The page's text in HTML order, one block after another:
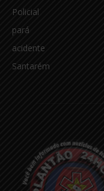
Policial
pará
acidente
Santarém